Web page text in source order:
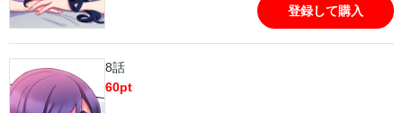
登録して購入
8話
60pt